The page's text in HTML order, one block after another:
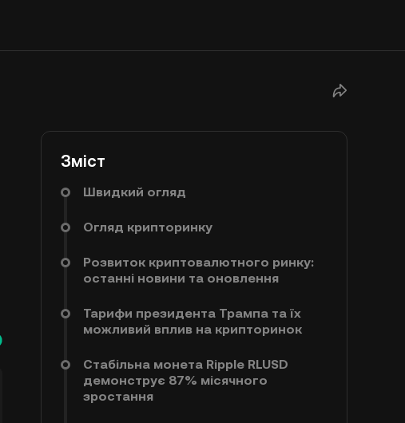
Зміст
Швидкий огляд
Огляд крипторинку
Розвиток криптовалютного ринку:
останні новини та оновлення
Тарифи президента Трампа та їх
можливий вплив на крипторинок
Стабільна монета Ripple RLUSD
демонструє 87% місячного
зростання